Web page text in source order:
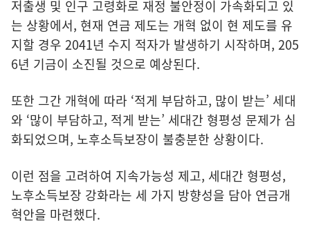
저출생 및 인구 고령화로 재정 불안정이 가속화되고 있
는 상황에서, 현재 연금 제도는 개혁 없이 현 제도를 유
지할 경우 2041년 수지 적자가 발생하기 시작하며, 205
6년 기금이 소진될 것으로 예상된다.
또한 그간 개혁에 따라 ‘적게 부담하고, 많이 받는’ 세대
와 ‘많이 부담하고, 적게 받는’ 세대간 형평성 문제가 심
화되었으며, 노후소득보장이 불충분한 상황이다.
이런 점을 고려하여 지속가능성 제고, 세대간 형평성,
노후소득보장 강화라는 세 가지 방향성을 담아 연금개
혁안을 마련했다.